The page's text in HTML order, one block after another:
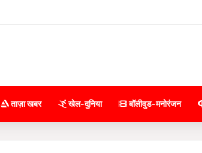
ताज़ा खबर खेल-दुनिया बॉलीवुड-मनोरंजन